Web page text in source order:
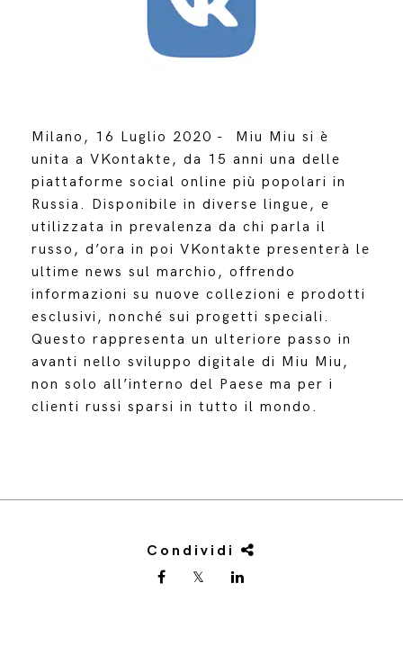
Milano, 16 Luglio 2020 - Miu Miu si è
unita a VKontakte, da 15 anni una delle
piattaforme social online più popolari in
Russia. Disponibile in diverse lingue, e
utilizzata in prevalenza da chi parla il
russo, d’ora in poi VKontakte presenterà le
ultime news sul marchio, offrendo
informazioni su nuove collezioni e prodotti
esclusivi, nonché sui progetti speciali.
Questo rappresenta un ulteriore passo in
avanti nello sviluppo digitale di Miu Miu,
non solo all’interno del Paese ma per i
clienti russi sparsi in tutto il mondo.
Condividi